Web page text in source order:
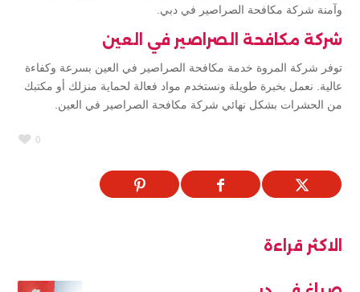
وآمنة شركة مكافحة الصراصير في دبي.
شركة مكافحة الصراصير في العين
توفر شركة المروة خدمة مكافحة الصراصير في العين بسرعة وكفاءة
عالية. نعمل بخبرة طويلة ونستخدم مواد فعالة لحماية منزلك أو مكتبك
من الحشرات بشكل نهائي شركة مكافحة الصراصير في العين.
0
الاكثر قراءة